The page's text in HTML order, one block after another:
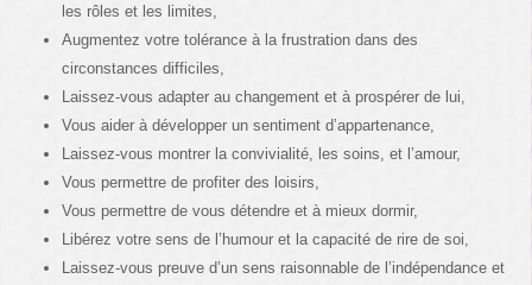
les rôles et les limites,
Augmentez votre tolérance à la frustration dans des
circonstances difficiles,
Laissez-vous adapter au changement et à prospérer de lui,
Vous aider à développer un sentiment d’appartenance,
Laissez-vous montrer la convivialité, les soins, et l’amour,
Vous permettre de profiter des loisirs,
Vous permettre de vous détendre et à mieux dormir,
Libérez votre sens de l’humour et la capacité de rire de soi,
Laissez-vous preuve d’un sens raisonnable de l’indépendance et